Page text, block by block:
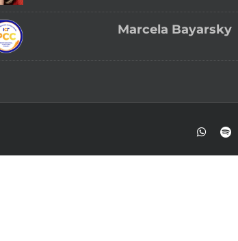
Marcela Bayarsky